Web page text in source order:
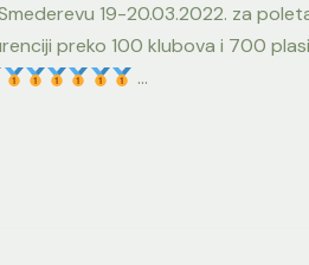
19-20.03.2022. za
preko 100 klubova i 700
…